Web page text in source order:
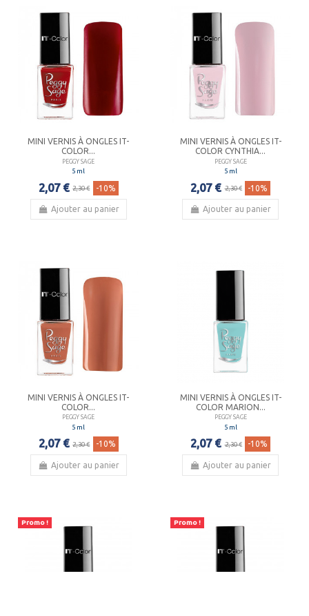
MINI VERNIS À ONGLES IT-
COLOR...
PEGGY SAGE
5 ml
2,07 € 2,30 € -10%
Ajouter au panier
MINI VERNIS À ONGLES IT-
COLOR CYNTHIA...
PEGGY SAGE
5 ml
2,07 € 2,30 € -10%
Ajouter au panier
MINI VERNIS À ONGLES IT-
COLOR...
PEGGY SAGE
5 ml
2,07 € 2,30 € -10%
Ajouter au panier
MINI VERNIS À ONGLES IT-
COLOR MARION...
PEGGY SAGE
5 ml
2,07 € 2,30 € -10%
Ajouter au panier
Promo ! Promo !